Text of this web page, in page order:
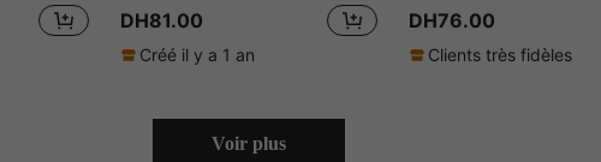
DH81.00
Créé il y a 1 an
DH76.00
Clients très fidèles
Voir plus